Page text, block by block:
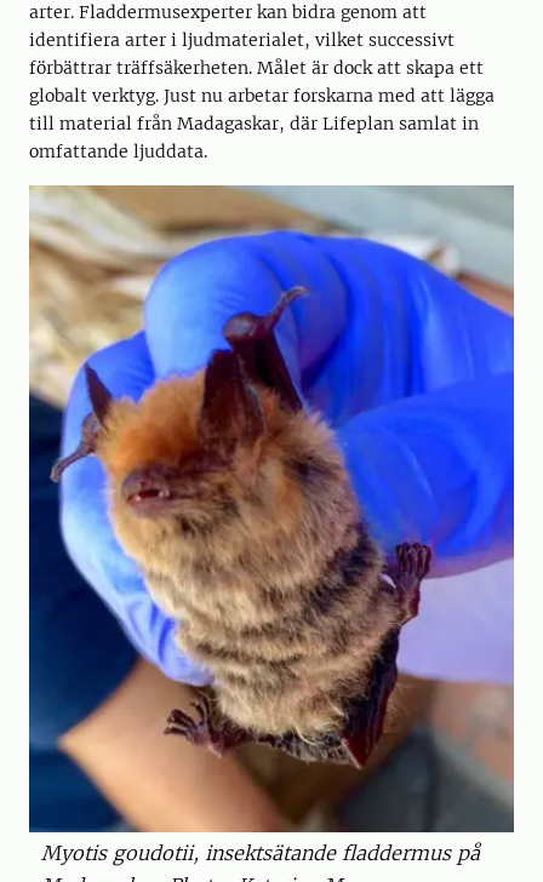
arter. Fladdermusexperter kan bidra genom att
identifiera arter i ljudmaterialet, vilket successivt
förbättrar träffsäkerheten. Målet är dock att skapa ett
globalt verktyg. Just nu arbetar forskarna med att lägga
till material från Madagaskar, där Lifeplan samlat in
omfattande ljuddata.
Myotis goudotii, insektsätande fladdermus på